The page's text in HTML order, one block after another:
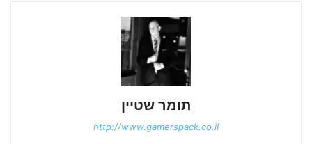
תומר שטיין
http://www.gamerspack.co.il